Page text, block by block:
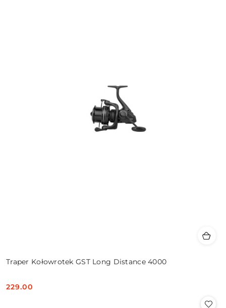
Traper Kołowrotek GST Long Distance 4000
Cena:
229.00